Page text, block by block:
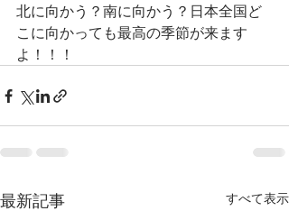
北に向かう？南に向かう？日本全国ど
こに向かっても最高の季節が来ます
よ！！！
最新記事 すべて表示